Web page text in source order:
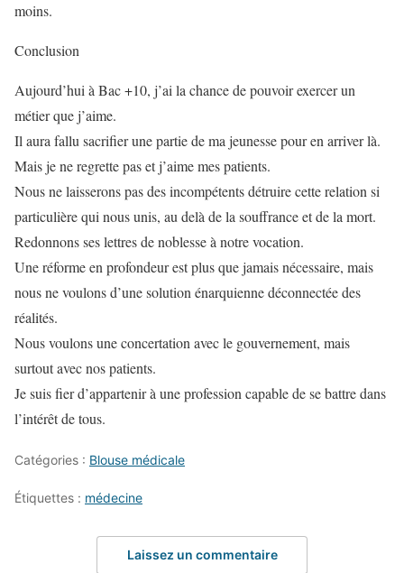
moins.
Conclusion
Aujourd’hui à Bac +10, j’ai la chance de pouvoir exercer un
métier que j’aime.
Il aura fallu sacrifier une partie de ma jeunesse pour en arriver là.
Mais je ne regrette pas et j’aime mes patients.
Nous ne laisserons pas des incompétents détruire cette relation si
particulière qui nous unis, au delà de la souffrance et de la mort.
Redonnons ses lettres de noblesse à notre vocation.
Une réforme en profondeur est plus que jamais nécessaire, mais
nous ne voulons d’une solution énarquienne déconnectée des
réalités.
Nous voulons une concertation avec le gouvernement, mais
surtout avec nos patients.
Je suis fier d’appartenir à une profession capable de se battre dans
l’intérêt de tous.
Catégories : Blouse médicale
Étiquettes : médecine
Laissez un commentaire